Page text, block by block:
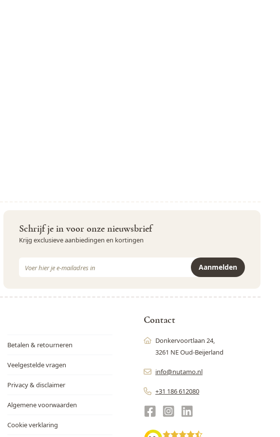
Schrijf je in voor onze nieuwsbrief
Krijg exclusieve aanbiedingen en kortingen
Aanmelden
Betalen & retourneren
Veelgestelde vragen
Privacy & disclaimer
Algemene voorwaarden
Cookie verklaring
Contact
Donkervoortlaan 24,
3261 NE Oud-Beijerland
info@nutamo.nl
+31 186 612080